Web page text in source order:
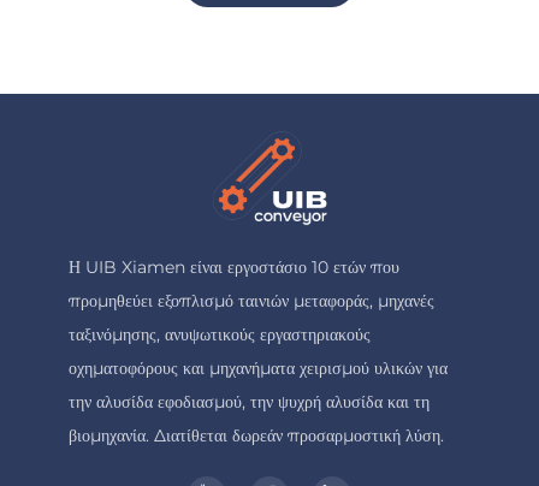
Η UIB Xiamen είναι εργοστάσιο 10 ετών που
προμηθεύει εξοπλισμό ταινιών μεταφοράς, μηχανές
ταξινόμησης, ανυψωτικούς εργαστηριακούς
οχηματοφόρους και μηχανήματα χειρισμού υλικών για
την αλυσίδα εφοδιασμού, την ψυχρή αλυσίδα και τη
βιομηχανία. Διατίθεται δωρεάν προσαρμοστική λύση.